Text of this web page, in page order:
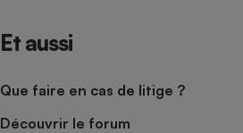
Et aussi
Que faire en cas de litige ?
Découvrir le forum